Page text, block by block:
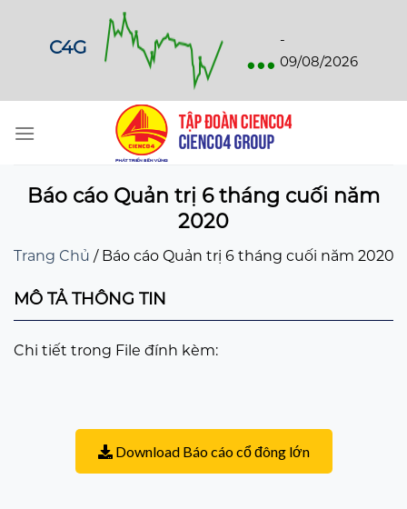
C4G ... -
09/08/2026
Báo cáo Quản trị 6 tháng cuối năm
2020
Trang Chủ / Báo cáo Quản trị 6 tháng cuối năm 2020
MÔ TẢ THÔNG TIN
Chi tiết trong File đính kèm:
Download Báo cáo cổ đông lớn